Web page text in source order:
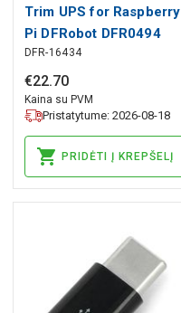
Trim UPS for Raspberry
Pi DFRobot DFR0494
DFR-16434
€22.70
Kaina su PVM
Pristatytume: 2026-08-18
PRIDĖTI Į KREPŠELĮ